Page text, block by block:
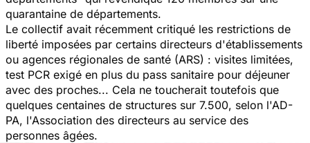
quarantaine de départements.
Le collectif avait récemment critiqué les restrictions de
liberté imposées par certains directeurs d'établissements
ou agences régionales de santé (ARS) : visites limitées,
test PCR exigé en plus du pass sanitaire pour déjeuner
avec des proches... Cela ne toucherait toutefois que
quelques centaines de structures sur 7.500, selon l'AD-
PA, l'Association des directeurs au service des
personnes âgées.